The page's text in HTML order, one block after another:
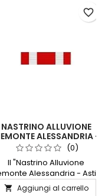
NASTRINO ALLUVIONE
ALESSANDRIA -
ASTI - CUNEO 1994
(0)
Il "Nastrino Alluvione
Alessandria - Asti -
1994" è un simbolo di
 Aggiungi al carrello
favorite_border